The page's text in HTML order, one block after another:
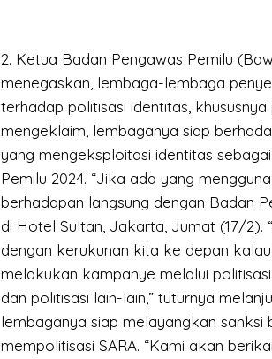
2. Ketua Badan Pengawas Pemilu
menegaskan, lembaga-lembaga
terhadap politisasi identitas, khususnya
mengeklaim, lembaganya siap
yang mengeksploitasi identitas
Pemilu 2024. “Jika ada yang
berhadapan langsung dengan Badan
di Hotel Sultan, Jakarta, Jumat (17/2).
dengan kerukunan kita ke depan
melakukan kampanye melalui politisasi
dan politisasi lain-lain,” tuturnya
lembaganya siap melayangkan sanksi
mempolitisasi SARA. “Kami akan